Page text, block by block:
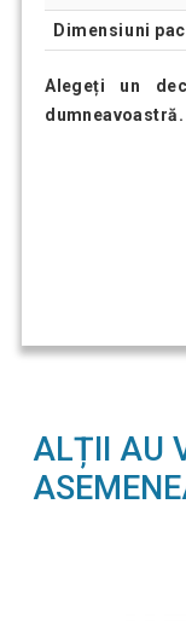
Dimensiuni
Alegeți un
dumneavoastră.
ALȚII AU